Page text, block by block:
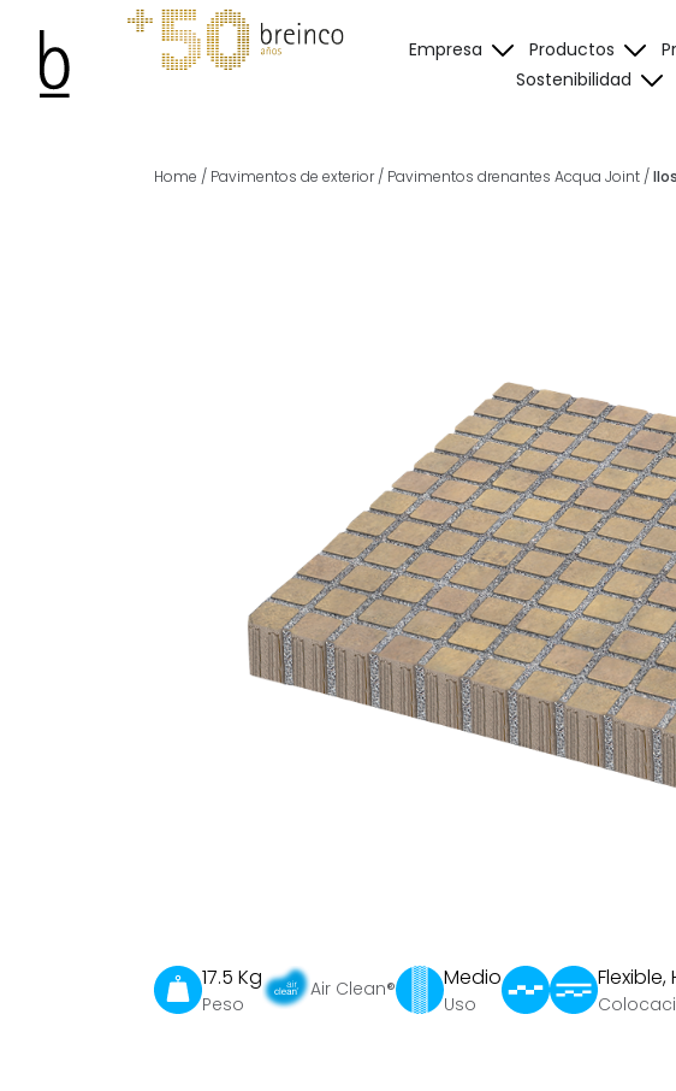
Empresa Productos
Sostenibilidad
Home / Pavimentos de exterior/ Pavimentos drenantes Acqua Joint /
17.5 Kg
Peso
Air Clean® Medio
Uso
Flexible,